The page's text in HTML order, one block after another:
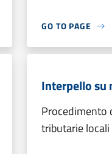
GO TO PAGE
Interpello su
Procedimento
tributarie locali